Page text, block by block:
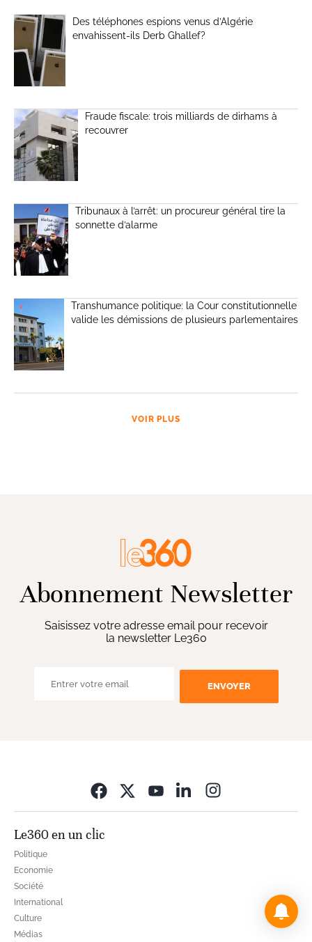
Des téléphones espions venus d’Algérie
envahissent-ils Derb Ghallef?
Fraude fiscale: trois milliards de dirhams à
recouvrer
Tribunaux à l’arrêt: un procureur général tire la
sonnette d’alarme
Transhumance politique: la Cour constitutionnelle
valide les démissions de plusieurs parlementaires
VOIR PLUS
Abonnement Newsletter
Saisissez votre adresse email pour recevoir
la newsletter Le360
ENVOYER
Le360 en un clic
Politique
Economie
Société
International
Culture
Médias